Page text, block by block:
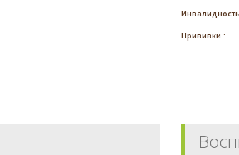
Прививки :